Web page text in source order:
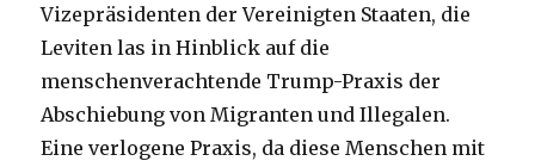
Vizepräsidenten der Vereinigten Staaten, die
Leviten las in Hinblick auf die
menschenverachtende Trump-Praxis der
Abschiebung von Migranten und Illegalen.
Eine verlogene Praxis, da diese Menschen mit